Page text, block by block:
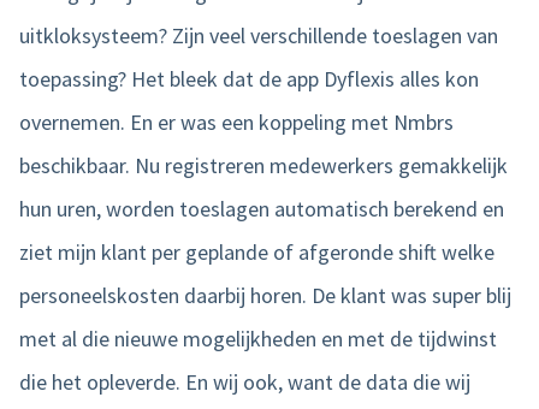
uitkloksysteem? Zijn veel verschillende toeslagen van
toepassing? Het bleek dat de app Dyflexis alles kon
overnemen. En er was een koppeling met Nmbrs
beschikbaar. Nu registreren medewerkers gemakkelijk
hun uren, worden toeslagen automatisch berekend en
ziet mijn klant per geplande of afgeronde shift welke
personeelskosten daarbij horen. De klant was super blij
met al die nieuwe mogelijkheden en met de tijdwinst
die het opleverde. En wij ook, want de data die wij